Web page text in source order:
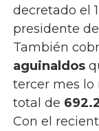
decretado el
presidente
También
aguinaldos
tercer mes lo
total de
Con el